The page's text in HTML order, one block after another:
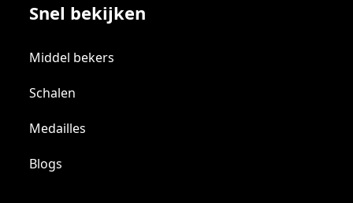
Snel bekijken
Middel bekers
Schalen
Medailles
Blogs